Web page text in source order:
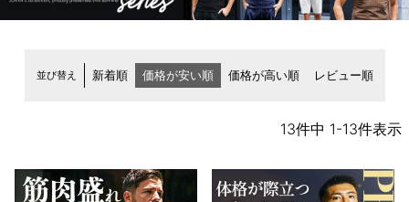
並び替え 新着順 価格が安い順 価格が高い順 レビュー順
13件中 1-13件表示